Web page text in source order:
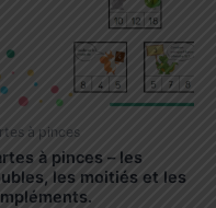
à pinces
à pinces – les
les moitiés et les